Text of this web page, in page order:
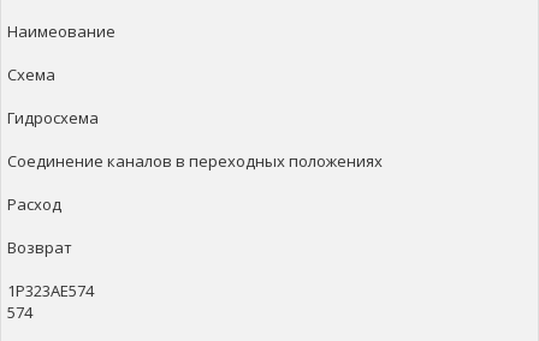
Наимеование
Схема
Гидросхема
Соединение каналов в переходных положениях
Расход
Возврат
1Р323АЕ574
574